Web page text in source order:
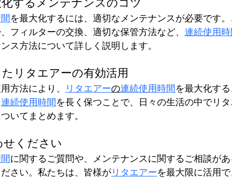
を最大化するには、適切なメンテナンスが必要です
フィルターの交換、適切な保管方法など、 連続使用
ス方法について詳しく説明します。
リタエアーの有効活用
方法により、 リタエアーの連続使用時間を最大化す
連続使用時間を長く保つことで、日々の生活の中でリ
いてまとめます。
せください
に関するご質問や、メンテナンスに関するご相談があ
さい。私たちは、皆様がリタエアーを最大限に活用